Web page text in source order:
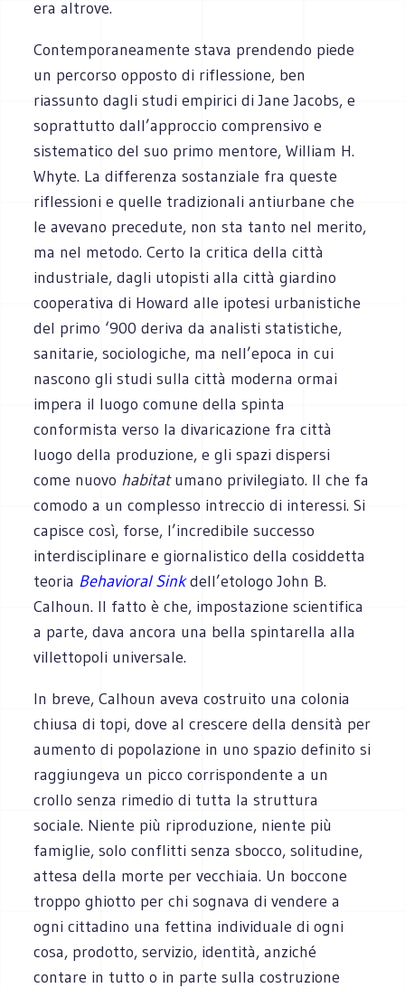
era altrove.
Contemporaneamente stava prendendo piede
un percorso opposto di riflessione, ben
riassunto dagli studi empirici di Jane Jacobs, e
soprattutto dall’approccio comprensivo e
sistematico del suo primo mentore, William H.
Whyte. La differenza sostanziale fra queste
riflessioni e quelle tradizionali antiurbane che
le avevano precedute, non sta tanto nel merito,
ma nel metodo. Certo la critica della città
industriale, dagli utopisti alla città giardino
cooperativa di Howard alle ipotesi urbanistiche
del primo ‘900 deriva da analisti statistiche,
sanitarie, sociologiche, ma nell’epoca in cui
nascono gli studi sulla città moderna ormai
impera il luogo comune della spinta
conformista verso la divaricazione fra città
luogo della produzione, e gli spazi dispersi
come nuovo habitatumano privilegiato. Il che fa
comodo a un complesso intreccio di interessi. Si
capisce così, forse, l’incredibile successo
interdisciplinare e giornalistico della cosiddetta
teoria Behavioral Sinkdell’etologo John B.
Calhoun. Il fatto è che, impostazione scientifica
a parte, dava ancora una bella spintarella alla
villettopoli universale.
In breve, Calhoun aveva costruito una colonia
chiusa di topi, dove al crescere della densità per
aumento di popolazione in uno spazio definito si
raggiungeva un picco corrispondente a un
crollo senza rimedio di tutta la struttura
sociale. Niente più riproduzione, niente più
famiglie, solo conflitti senza sbocco, solitudine,
attesa della morte per vecchiaia. Un boccone
troppo ghiotto per chi sognava di vendere a
ogni cittadino una fettina individuale di ogni
cosa, prodotto, servizio, identità, anziché
contare in tutto o in parte sulla costruzione